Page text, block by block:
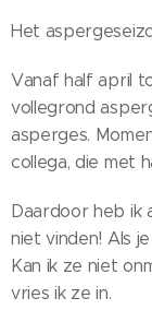
Het
Vanaf half april
vollegrond
asperges.
collega, die met
Daardoor heb ik
niet vinden! Als
Kan ik ze niet
vries ik ze in.